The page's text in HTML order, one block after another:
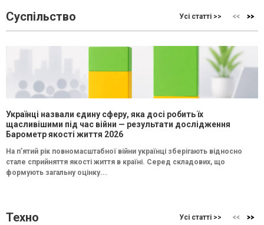
Суспільство Усі статті >>
Українці назвали єдину сферу, яка досі робить їх
щасливішими під час війни — результати дослідження
Барометр якості життя 2026
На п’ятий рік повномасштабної війни українці зберігають відносно
стале сприйняття якості життя в країні. Серед складових, що
формують загальну оцінку...
Техно Усі статті >>